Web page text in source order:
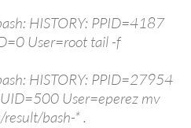
HISTORY: PPID=4187
User=root tail -f
HISTORY: PPID=27954
User=eperez mv
bash-* .